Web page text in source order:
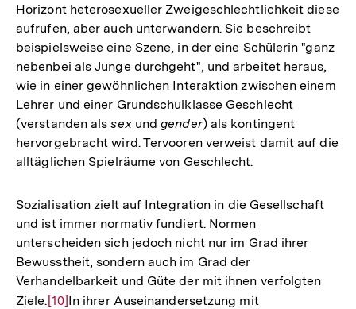
Fußnote
Horizont heterosexueller Zweigeschlechtlichkeit diese
aufrufen, aber auch unterwandern. Sie beschreibt
beispielsweise eine Szene, in der eine Schülerin "ganz
nebenbei als Junge durchgeht", und arbeitet heraus,
wie in einer gewöhnlichen Interaktion zwischen einem
Lehrer und einer Grundschulklasse Geschlecht
(verstanden alssexundgender) als kontingent
hervorgebracht wird. Tervooren verweist damit auf die
alltäglichen Spielräume von Geschlecht.
Sozialisation zielt auf Integration in die Gesellschaft
und ist immer normativ fundiert. Normen
unterscheiden sich jedoch nicht nur im Grad ihrer
Bewusstheit, sondern auch im Grad der
Verhandelbarkeit und Güte der mit ihnen verfolgten
Ziele. Zur
[10]In ihrer Auseinandersetzung mit